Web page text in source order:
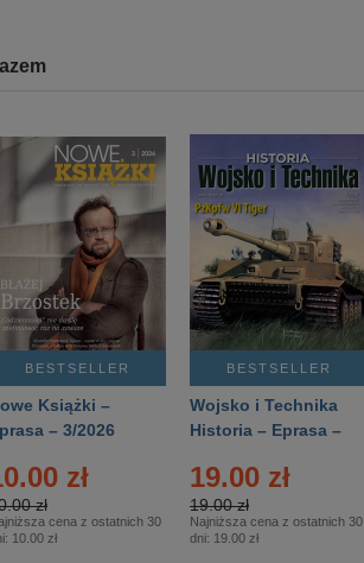
BESTSELLER
Książki –
– 3/2026
zł
zł
cena z ostatnich 30
10.00 zł
BESTSELLER
Wojsko i Technika
Historia – Eprasa –
19.00 zł
19.00 zł
Najniższa cena z ostatnich 30
dni: 19.00 zł